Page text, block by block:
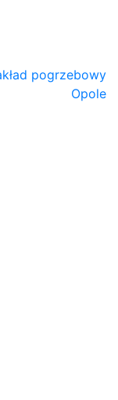
pogrzebowy
Opole